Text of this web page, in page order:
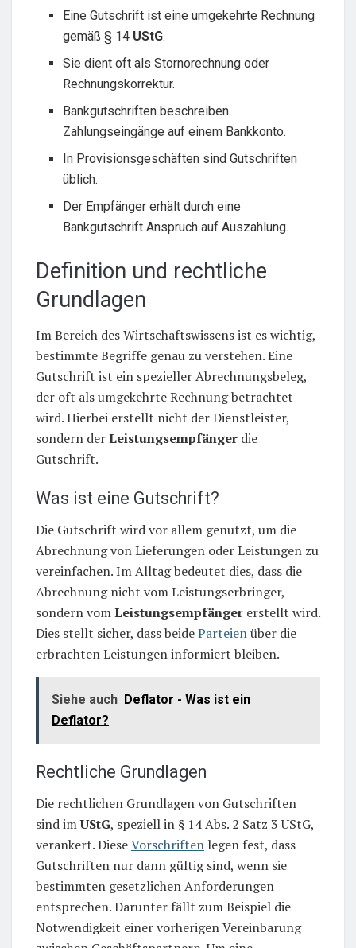
Eine Gutschrift ist eine umgekehrte Rechnung
gemäß § 14 UStG.
Sie dient oft als Stornorechnung oder
Rechnungskorrektur.
Bankgutschriften beschreiben
Zahlungseingänge auf einem Bankkonto.
In Provisionsgeschäften sind Gutschriften
üblich.
Der Empfänger erhält durch eine
Bankgutschrift Anspruch auf Auszahlung.
Definition und rechtliche
Grundlagen
Im Bereich des Wirtschaftswissens ist es wichtig,
bestimmte Begriffe genau zu verstehen. Eine
Gutschrift ist ein spezieller Abrechnungsbeleg,
der oft als umgekehrte Rechnung betrachtet
wird. Hierbei erstellt nicht der Dienstleister,
sondern derLeistungsempfänger die
Gutschrift.
Was ist eine Gutschrift?
Die Gutschrift wird vor allem genutzt, um die
Abrechnung von Lieferungen oder Leistungen zu
vereinfachen. Im Alltag bedeutet dies, dass die
Abrechnung nicht vom Leistungserbringer,
sondern vomLeistungsempfänger erstellt wird.
Dies stellt sicher, dass beideParteienüber die
erbrachten Leistungen informiert bleiben.
Siehe auch Deflator - Was ist ein
Deflator?
Rechtliche Grundlagen
Die rechtlichen Grundlagen von Gutschriften
sind imUStG, speziell in § 14 Abs. 2 Satz 3 UStG,
verankert. DieseVorschriften legen fest, dass
Gutschriften nur dann gültig sind, wenn sie
bestimmten gesetzlichen Anforderungen
entsprechen. Darunter fällt zum Beispiel die
Notwendigkeit einer vorherigen Vereinbarung